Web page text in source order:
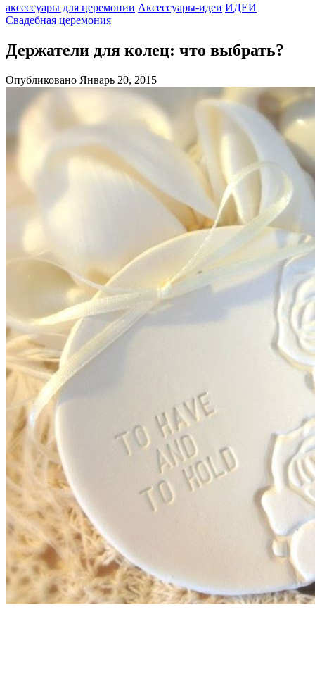
аксессуары для церемонии Аксессуары-идеи ИДЕИ
Свадебная церемония
Держатели для колец: что выбрать?
Опубликовано Январь 20, 2015